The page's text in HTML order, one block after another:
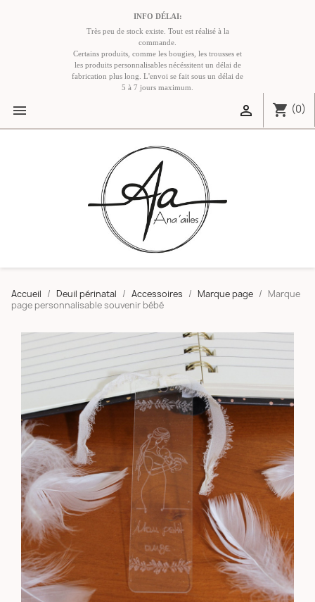
INFO DÉLAI:
Très peu de stock existe. Tout est réalisé à la
commande.
Certains produits, comme les bougies, les trousses et
les produits personnalisables nécéssitent un délai de
fabrication plus long. L'envoi se fait sous un délai de
5 à 7 jours maximum.
 shopping_cart (0)

Accueil Deuil périnatal Accessoires Marque page
Marque
page personnalisable souvenir bébé